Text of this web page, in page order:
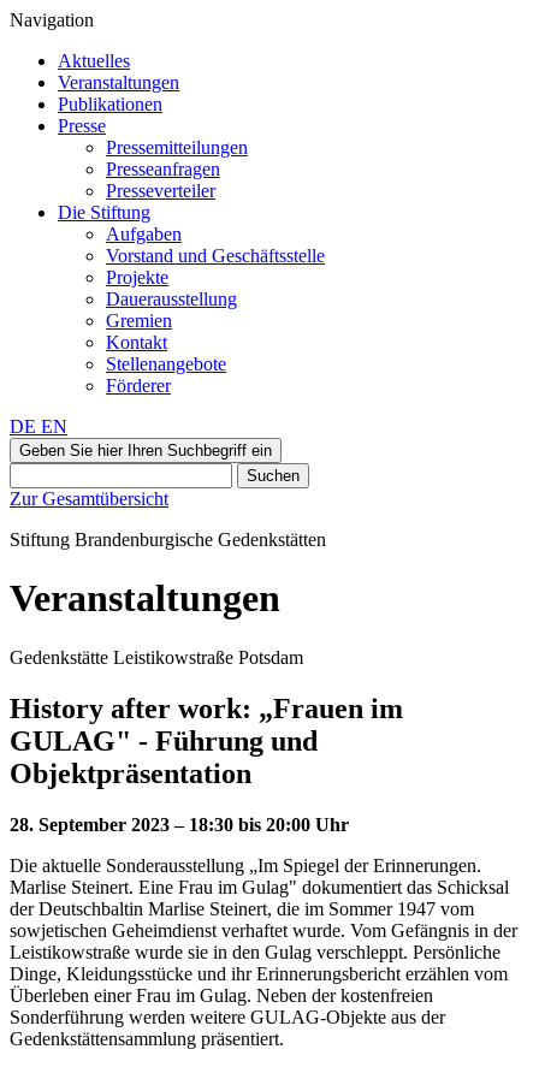
Navigation
Aktuelles
Veranstaltungen
Publikationen
Presse
Pressemitteilungen
Presseanfragen
Presseverteiler
Die Stiftung
Aufgaben
Vorstand und Geschäftsstelle
Projekte
Dauerausstellung
Gremien
Kontakt
Stellenangebote
Förderer
DE EN
Geben Sie hier Ihren Suchbegriff ein
Suchen
Zur Gesamtübersicht
Stiftung Brandenburgische Gedenkstätten
Veranstaltungen
Gedenkstätte Leistikowstraße Potsdam
History after work: „Frauen im
GULAG" - Führung und
Objektpräsentation
28. September 2023 – 18:30 bis 20:00 Uhr
Die aktuelle Sonderausstellung „Im Spiegel der Erinnerungen.
Marlise Steinert. Eine Frau im Gulag" dokumentiert das Schicksal
der Deutschbaltin Marlise Steinert, die im Sommer 1947 vom
sowjetischen Geheimdienst verhaftet wurde. Vom Gefängnis in der
Leistikowstraße wurde sie in den Gulag verschleppt. Persönliche
Dinge, Kleidungsstücke und ihr Erinnerungsbericht erzählen vom
Überleben einer Frau im Gulag. Neben der kostenfreien
Sonderführung werden weitere GULAG-Objekte aus der
Gedenkstättensammlung präsentiert.